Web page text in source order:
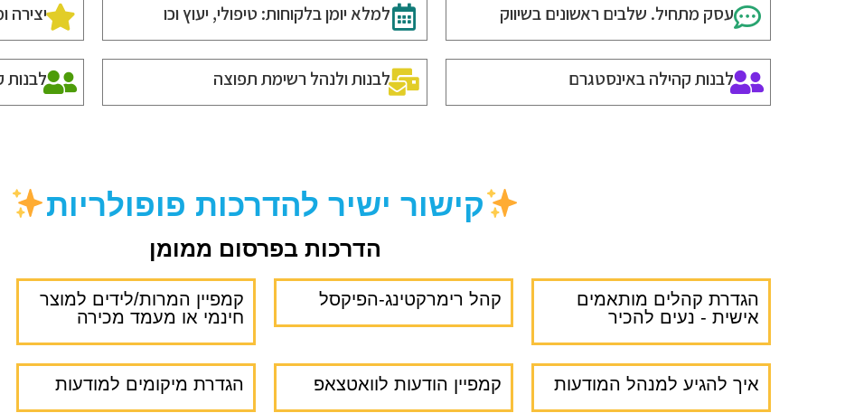
עסק מתחיל. שלבים ראשונים בשיווק למלא יומן בלקוחות: טיפולי, יעוץ וכו יצירה
לבנות קהילה באינסטגרם לבנות ולנהל רשימת תפוצה לבנות
קישור ישיר להדרכות פופולריות
הדרכות בפרסום ממומן
הגדרת קהלים מותאמים
אישית - נעים להכיר
קהל רימרקטינג-הפיקסל
קמפיין המרות/לידים למוצר
חינמי או מעמד מכירה
איך להגיע למנהל המודעות קמפיין הודעות לוואטצאפ הגדרת מיקומים למודעות